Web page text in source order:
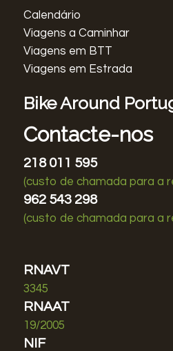
Calendário
Viagens a Caminhar
Viagens em BTT
Viagens em Estrada
Bike Around
Contacte-nos
218 011 595
(custo de chamada para a
962 543 298
(custo de chamada para a
RNAVT
3345
RNAAT
19/2005
NIF